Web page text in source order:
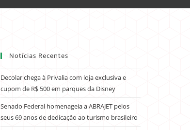
Notícias Recentes
Decolar chega à Privalia com loja exclusiva e
cupom de R$ 500 em parques da Disney
Senado Federal homenageia a ABRAJET pelos
seus 69 anos de dedicação ao turismo brasileiro